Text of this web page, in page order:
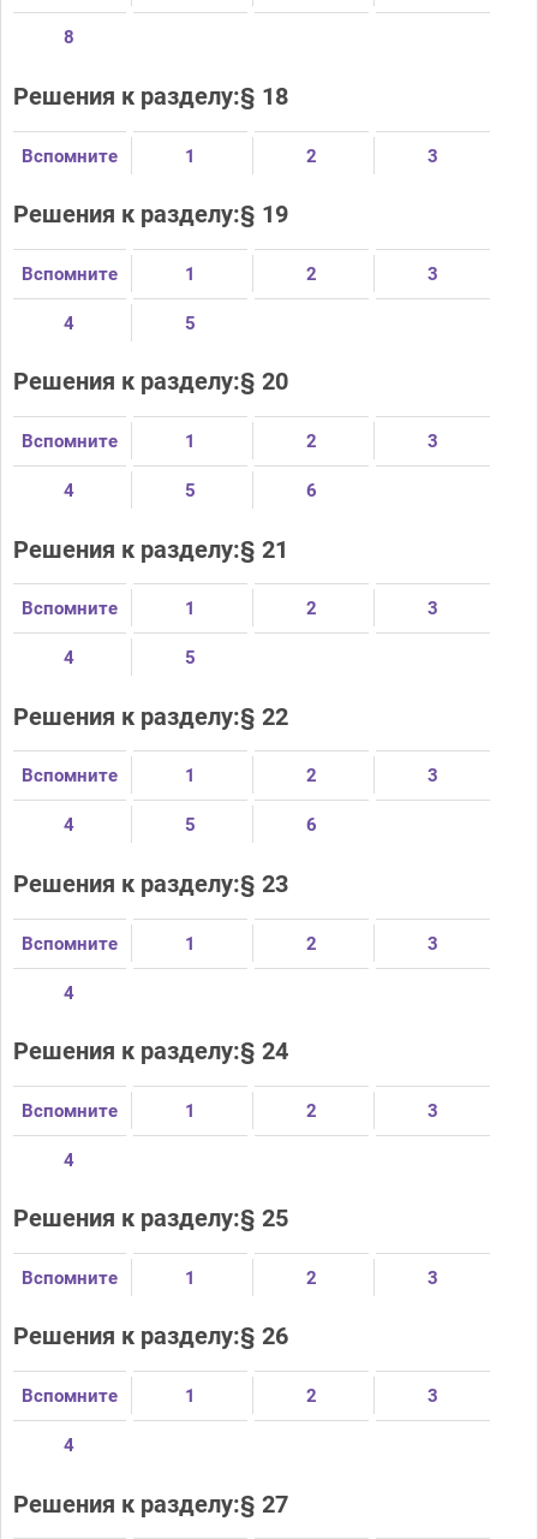
8
Решения к разделу:§ 18
Вспомните 1 2 3
Решения к разделу:§ 19
Вспомните 1 2 3
4 5
Решения к разделу:§ 20
Вспомните 1 2 3
4 5 6
Решения к разделу:§ 21
Вспомните 1 2 3
4 5
Решения к разделу:§ 22
Вспомните 1 2 3
4 5 6
Решения к разделу:§ 23
Вспомните 1 2 3
4
Решения к разделу:§ 24
Вспомните 1 2 3
4
Решения к разделу:§ 25
Вспомните 1 2 3
Решения к разделу:§ 26
Вспомните 1 2 3
4
Решения к разделу:§ 27